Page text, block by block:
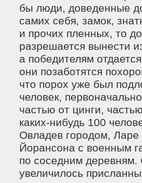
бы люди, доведенные
самих себя, замок,
и прочих пленных, то
разрешается вынести
а победителям
они позаботятся
что порох уже был
человек,
частью от цинги,
каких-нибудь 100
Овладев городом,
Йорансона с военным
по соседним деревням.
увеличилось